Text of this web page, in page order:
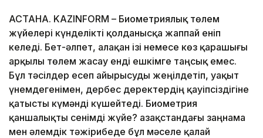
АСТАНА. KAZINFORM – Биометриялық төлем
жүйелері күнделікті қолданысқа жаппай еніп
келеді. Бет-әлпет, алақан ізі немесе көз қарашығы
арқылы төлем жасау енді ешкімге таңсық емес.
Бұл тәсілдер есеп айырысуды жеңілдетіп, уақыт
үнемдегенімен, дербес деректердің қауіпсіздігіне
қатысты күмәнді күшейтеді. Биометрия
қаншалықты сенімді жүйе? Қазақстандағы заңнама
мен әлемдік тәжірибеде бұл мәселе қалай